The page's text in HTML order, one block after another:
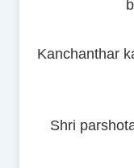
Kanchanthar
Shri